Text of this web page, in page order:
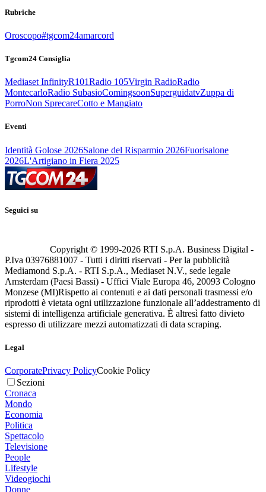
Rubriche
Oroscopo#tgcom24amarcord
Tgcom24 Consiglia
Mediaset InfinityR101Radio 105Virgin RadioRadio
MontecarloRadio SubasioComingsoonSuperguidatvZuppa di
PorroNon SprecareCotto e Mangiato
Eventi
Identità Golose 2026Salone del Risparmio 2026Fuorisalone
2026L'Artigiano in Fiera 2025
Seguici su
Copyright © 1999-2026 RTI S.p.A. Business Digital -
P.Iva 03976881007 - Tutti i diritti riservati - Per la pubblicità
Mediamond S.p.A. - RTI S.p.A., Mediaset N.V., sede legale
Amsterdam (Paesi Bassi) - Uffici Viale Europa 46, 20093 Cologno
Monzese (MI)Rispetto ai contenuti e ai dati personali trasmessi e/o
riprodotti è vietata ogni utilizzazione funzionale all’addestramento di
sistemi di intelligenza artificiale generativa. È altresì fatto divieto
espresso di utilizzare mezzi automatizzati di data scraping.
Legal
CorporatePrivacy PolicyCookie Policy
Sezioni
Cronaca
Mondo
Economia
Politica
Spettacolo
Televisione
People
Lifestyle
Videogiochi
Donne